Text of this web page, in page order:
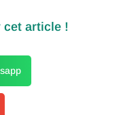
cet article !